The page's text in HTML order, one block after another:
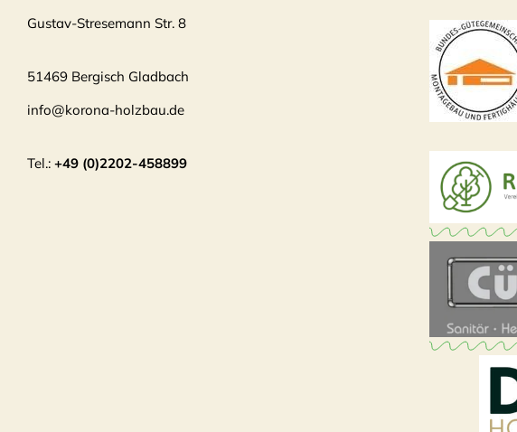
Gustav-Stresemann Str. 8
51469 Bergisch Gladbach
info@korona-holzbau.de
Tel.: +49 (0)2202-458899